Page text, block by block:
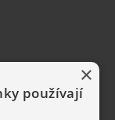
×
používají